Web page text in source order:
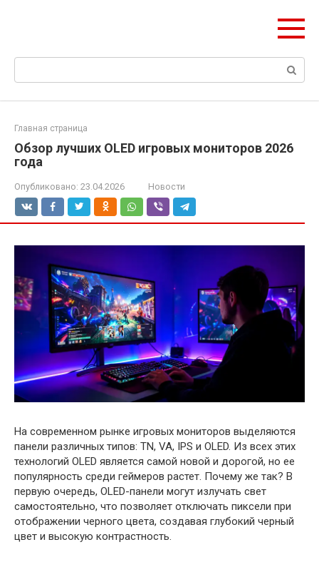
Поиск:
Главная страница
Обзор лучших OLED игровых мониторов 2026
года
Опубликовано: 23.04.2026 Новости
На современном рынке игровых мониторов выделяются
панели различных типов: TN, VA, IPS и OLED. Из всех этих
технологий OLED является самой новой и дорогой, но ее
популярность среди геймеров растет. Почему же так? В
первую очередь, OLED-панели могут излучать свет
самостоятельно, что позволяет отключать пиксели при
отображении черного цвета, создавая глубокий черный
цвет и высокую контрастность.